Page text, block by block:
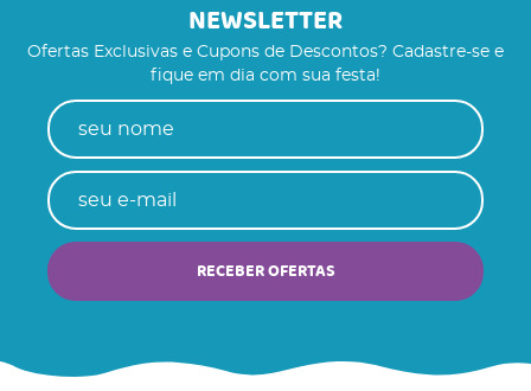
NEWSLETTER
Ofertas Exclusivas e Cupons de Descontos? Cadastre-se e
fique em dia com sua festa!
RECEBER OFERTAS